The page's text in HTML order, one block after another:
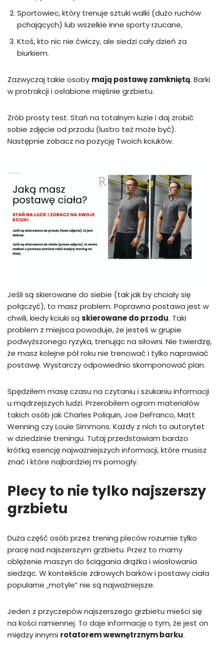
Sportowiec, który trenuje sztuki walki (dużo ruchów
pchających) lub wszelkie inne sporty rzucane,
Ktoś, kto nic nie ćwiczy, ale siedzi cały dzień za
biurkiem.
Zazwyczaj takie osoby mają postawę zamkniętą. Barki
w protrakcji i osłabione mięśnie grzbietu.
Zrób prosty test. Stań na totalnym luzie i daj zrobić
sobie zdjęcie od przodu (lustro też może być).
Następnie zobacz na pozycję Twoich kciuków.
Jeśli są skierowane do siebie (tak jak by chciały się
połączyć), to masz problem. Poprawna postawa jest w
chwili, kiedy kciuki są skierowane do przodu. Taki
problem z miejsca powoduje, że jesteś w grupie
podwyższonego ryzyka, trenując na siłowni. Nie twierdzę,
że masz kolejne pół roku nie trenować i tylko naprawiać
postawę. Wystarczy odpowiednio skomponować plan.
Spędziłem masę czasu na czytaniu i szukaniu informacji
u mądrzejszych ludzi. Przerobiłem ogrom materiałów
takich osób jak Charles Poliquin, Joe DeFranco, Matt
Wenning czy Louie Simmons. Każdy z nich to autorytet
w dziedzinie treningu. Tutaj przedstawiam bardzo
krótką esencję najważniejszych informacji, które musisz
znać i które najbardziej mi pomogły.
Plecy to nie tylko najszerszy
grzbietu
Duża część osób przez trening pleców rozumie tylko
pracę nad najszerszym grzbietu. Przez to mamy
oblężenie maszyn do ściągania drążka i wiosłowania
siedząc. W kontekście zdrowych barków i postawy ciała
popularne „motyle” nie są najważniejsze.
Jeden z przyczepów najszerszego grzbietu mieści się
na kości ramiennej. To daje informację o tym, że jest on
między innymi rotatorem wewnętrznym barku.